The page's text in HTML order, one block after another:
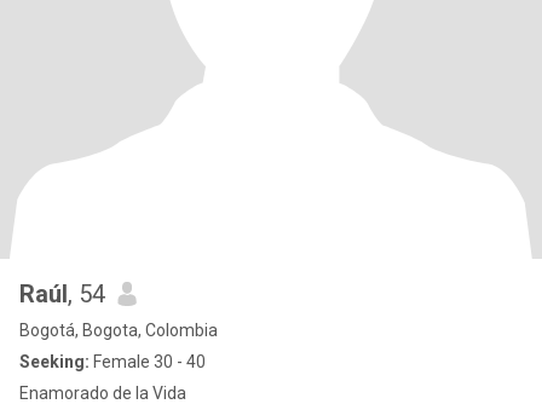
Raúl, 54
Bogotá, Bogota, Colombia
Seeking: Female 30 - 40
Enamorado de la Vida